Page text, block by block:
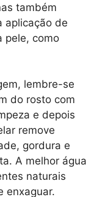
também
aplicação de
pele, como
lembre-se
do rosto com
e depois
remove
gordura e
A melhor água
naturais
enxaguar.